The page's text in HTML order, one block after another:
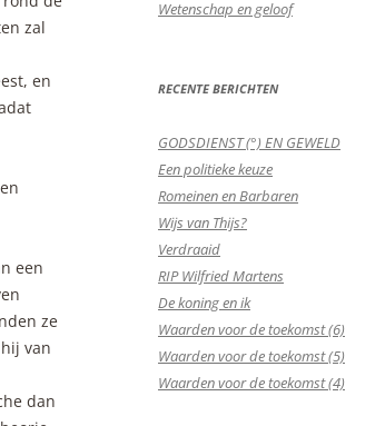
zal
en
een
ze
van
dan
Wetenschap en geloof
RECENTE BERICHTEN
GODSDIENST (°) EN GEWELD
Een politieke keuze
Romeinen en Barbaren
Wijs van Thijs?
Verdraaid
RIP Wilfried Martens
De koning en ik
Waarden voor de toekomst (6)
Waarden voor de toekomst (5)
Waarden voor de toekomst (4)